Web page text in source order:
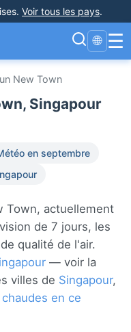
. Voir tous les pays.
🌐 ☰
New Town
Singapour
en septembre
Town, actuellement
de 7 jours, les
qualité de l'air.
— voir la
villes de Singapour,
en ce